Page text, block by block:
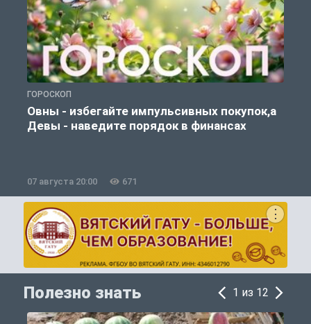
ГОРОСКОП
Овны - избегайте импульсивных покупок,а
Девы - наведите порядок в финансах
07 августа 20:00 671
Полезно знать 1 из 12